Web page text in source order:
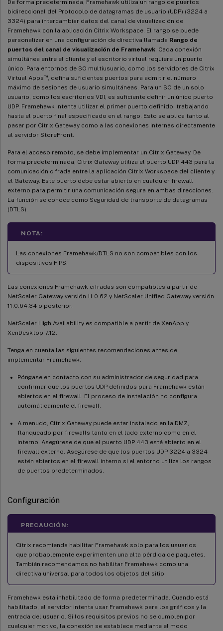
De forma predeterminada, Framehawk utiliza un rango de puertos
bidireccional del Protocolo de datagramas de usuario (UDP) (3224 a
3324) para intercambiar datos del canal de visualización de
Framehawk con la aplicación Citrix Workspace. El rango se puede
personalizar en una configuración de directiva llamada Rango de
puertos del canal de visualización de Framehawk . Cada conexión
simultánea entre el cliente y el escritorio virtual requiere un puerto
único. Para entornos de SO multiusuario, como los servidores de Citrix
Virtual Apps ™, defina suficientes puertos para admitir el número
máximo de sesiones de usuario simultáneas. Para un SO de un solo
usuario, como los escritorios VDI, es suficiente definir un único puerto
UDP. Framehawk intenta utilizar el primer puerto definido, trabajando
hasta el puerto final especificado en el rango. Esto se aplica tanto al
pasar por Citrix Gateway como a las conexiones internas directamente
al servidor StoreFront.
Para el acceso remoto, se debe implementar un Citrix Gateway. De
forma predeterminada, Citrix Gateway utiliza el puerto UDP 443 para la
comunicación cifrada entre la aplicación Citrix Workspace del cliente y
el Gateway. Este puerto debe estar abierto en cualquier firewall
externo para permitir una comunicación segura en ambas direcciones.
La función se conoce como Seguridad de transporte de datagramas
(DTLS).
NOTA:
Las conexiones Framehawk/DTLS no son compatibles con los
dispositivos FIPS.
Las conexiones Framehawk cifradas son compatibles a partir de
NetScaler Gateway versión 11.0.62 y NetScaler Unified Gateway versión
11.0.64.34 o posterior.
NetScaler High Availability es compatible a partir de XenApp y
XenDesktop 7.12.
Tenga en cuenta las siguientes recomendaciones antes de
implementar Framehawk:
Póngase en contacto con su administrador de seguridad para
confirmar que los puertos UDP definidos para Framehawk están
abiertos en el firewall. El proceso de instalación no configura
automáticamente el firewall.
A menudo, Citrix Gateway puede estar instalado en la DMZ,
flanqueado por firewalls tanto en el lado externo como en el
interno. Asegúrese de que el puerto UDP 443 esté abierto en el
firewall externo. Asegúrese de que los puertos UDP 3224 a 3324
estén abiertos en el firewall interno si el entorno utiliza los rangos
de puertos predeterminados.
Configuración
PRECAUCIÓN:
Citrix recomienda habilitar Framehawk solo para los usuarios
que probablemente experimenten una alta pérdida de paquetes.
También recomendamos no habilitar Framehawk como una
directiva universal para todos los objetos del sitio.
Framehawk está inhabilitado de forma predeterminada. Cuando está
habilitado, el servidor intenta usar Framehawk para los gráficos y la
entrada del usuario. Si los requisitos previos no se cumplen por
cualquier motivo, la conexión se establece mediante el modo